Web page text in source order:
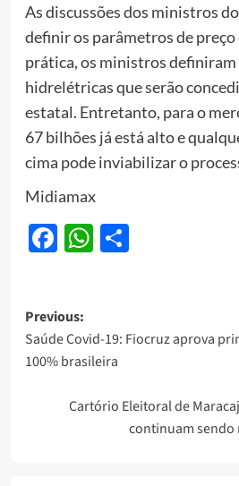
As discussões dos ministros
definir os parâmetros de preço
prática, os ministros definiram
hidrelétricas que serão
estatal. Entretanto, para o
67 bilhões já está alto e
cima pode inviabilizar o
Midiamax
Facebook
WhatsApp
Share
Post
navigation
Previous:
Saúde Covid-19: Fiocruz aprova
100% brasileira
Cartório Eleitoral de
continuam